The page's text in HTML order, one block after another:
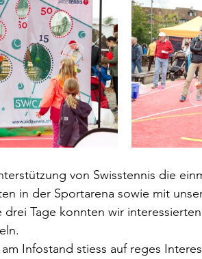
von Swisstennis die
in der Sportarena sowie mit
Tage konnten wir
Infostand stiess auf reges